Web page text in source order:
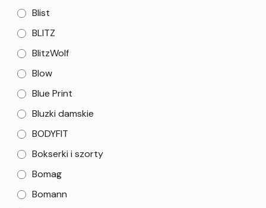
Blist
BLITZ
BlitzWolf
Blow
Blue Print
Bluzki damskie
BODYFIT
Bokserki i szorty
Bomag
Bomann